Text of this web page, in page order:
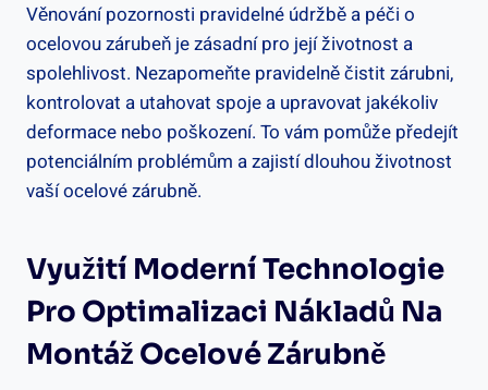
Věnování pozornosti pravidelné údržbě a péči o
ocelovou zárubeň je zásadní pro její životnost a
spolehlivost. Nezapomeňte pravidelně čistit zárubni,
kontrolovat a utahovat spoje a upravovat jakékoliv
deformace nebo poškození. To vám pomůže předejít
potenciálním problémům a zajistí dlouhou životnost
vaší ocelové zárubně.
Využití Moderní Technologie
Pro Optimalizaci Nákladů Na
Montáž Ocelové Zárubně